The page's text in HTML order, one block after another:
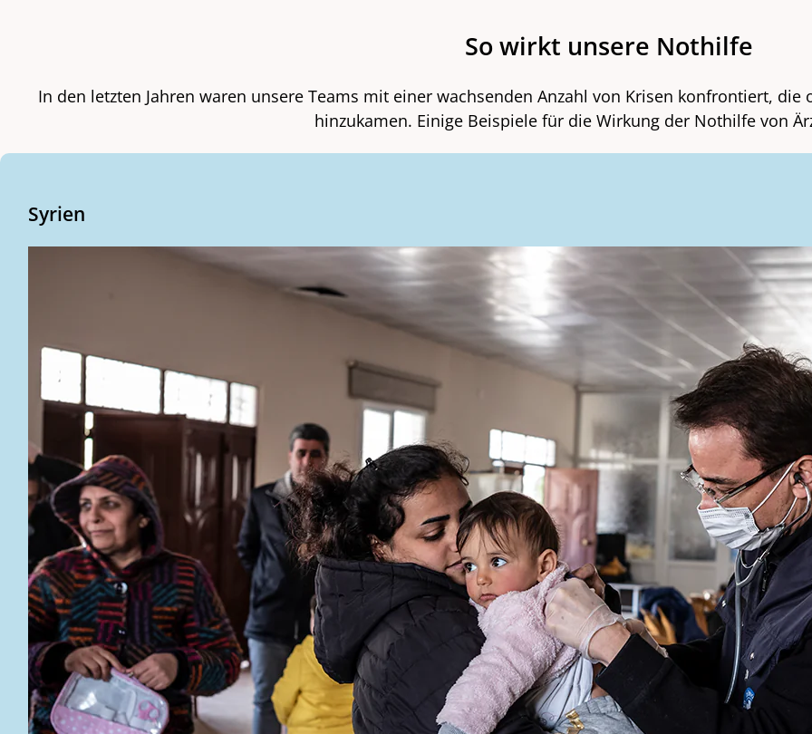
So wirkt unsere Nothilfe
In den letzten Jahren waren unsere Teams mit einer wachsenden Anzahl von Krisen konfrontiert,
hinzukamen. Einige Beispiele für die Wirkung der Nothilfe von
Syrien